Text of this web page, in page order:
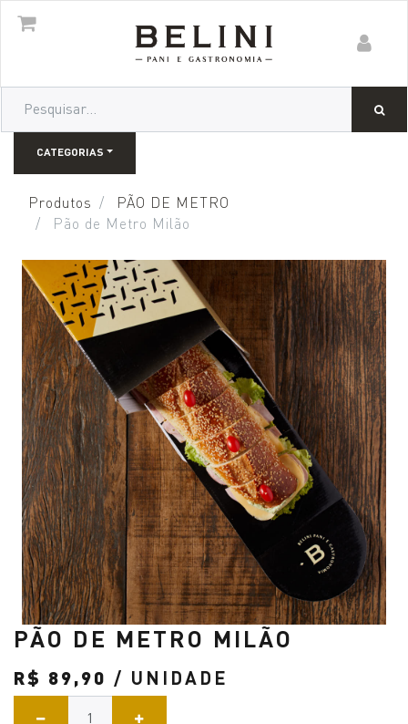
CATEGORIAS
Produtos
PÃO DE METRO
Pão de Metro Milão
PÃO DE METRO MILÃO
R$ 89,90 / UNIDADE